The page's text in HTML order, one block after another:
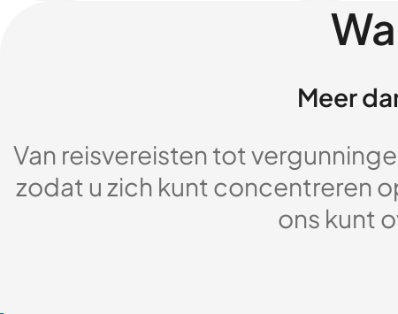
Meer
Van reisvereisten tot
zodat u zich kunt concentreren
ons kunt